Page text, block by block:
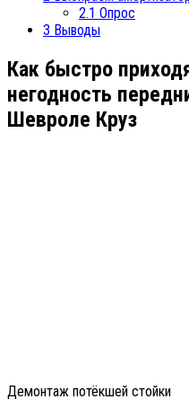
2.1 Опрос
3 Выводы
Как быстро
негодность
Шевроле Круз
Демонтаж потёкшей стойки